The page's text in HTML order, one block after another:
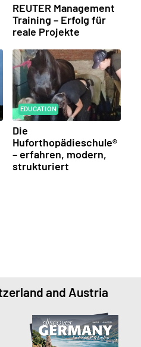
REUTER Management
Training – Erfolg für
reale Projekte
EDUCATION
Die
Huforthopädieschule®
– erfahren, modern,
strukturiert
and Austria